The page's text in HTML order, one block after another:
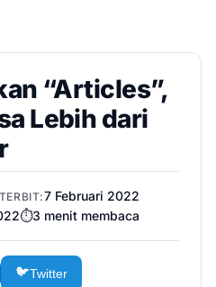
“Articles”,
Lebih dari
7 Februari 2022
⏱️3 menit membaca
🐦Twitter